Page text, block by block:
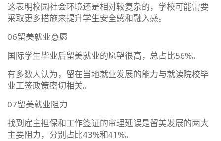
这表明校园社会环境还是相对较复杂的，学校可能需要
采取更多措施来提升学生安全感和融入感。
06留美就业意愿
国际学生毕业后留美就业的愿望很高，总占比56%。
有多数人认为，留在当地就业发展的能力与就读院校毕
业工签政策密切相关。
07留美就业阻力
找到雇主担保和工作签证的审理延误是留美发展的两大
主要阻力，分别占比43%和41%。